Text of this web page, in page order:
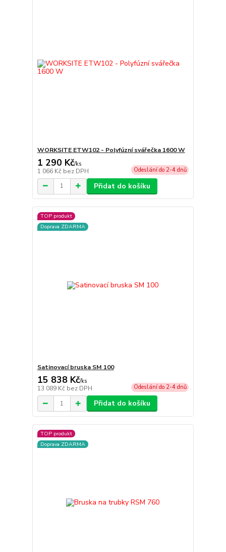
WORKSITE ETW102 - Polyfúzní svářečka 1600 W
1 290 Kč/ks
1 066 Kč bez DPH Odeslání do 2-4 dnů
Přidat do košíku
TOP produkt
Doprava ZDARMA
Satinovací bruska SM 100
15 838 Kč/ks
13 089 Kč bez DPH Odeslání do 2-4 dnů
Přidat do košíku
TOP produkt
Doprava ZDARMA